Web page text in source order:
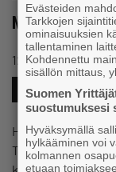
Näin ostat
12.6.2025 klo 10:18
#KASVU&KEHITYS
Harkitsetko
Tervetuloa
Evästeiden
Tarkkojen
ominaisuuksien
tallentaminen
Kohdennettu
sisällön mittaus,
Suomen
suostumuksesi
Hyväksymällä
hylkääminen voi
kolmannen
etuaan